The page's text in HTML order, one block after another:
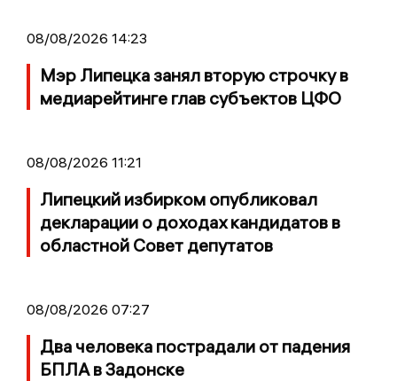
08/08/2026 14:23
Мэр Липецка занял вторую строчку в
медиарейтинге глав субъектов ЦФО
08/08/2026 11:21
Липецкий избирком опубликовал
декларации о доходах кандидатов в
областной Совет депутатов
08/08/2026 07:27
Два человека пострадали от падения
БПЛА в Задонске